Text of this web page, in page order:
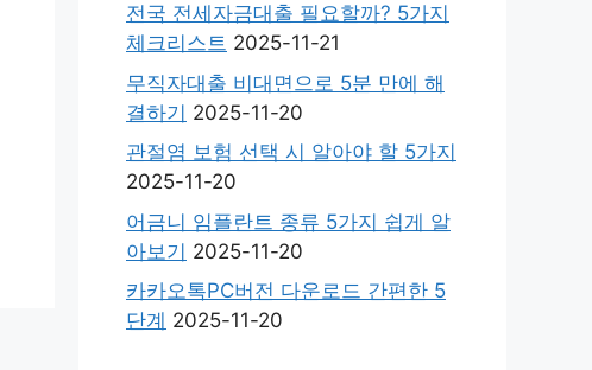
전국 전세자금대출 필요할까? 5가지
체크리스트 2025-11-21
무직자대출 비대면으로 5분 만에 해
결하기 2025-11-20
관절염 보험 선택 시 알아야 할 5가지
2025-11-20
어금니 임플란트 종류 5가지 쉽게 알
아보기 2025-11-20
카카오톡PC버전 다운로드 간편한 5
단계 2025-11-20